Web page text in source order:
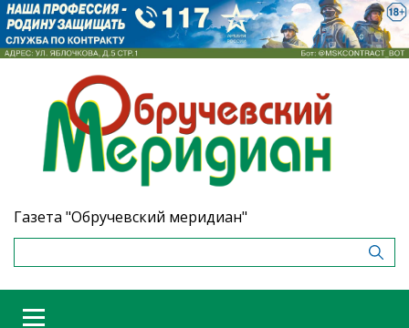
Газета "Обручевский меридиан"